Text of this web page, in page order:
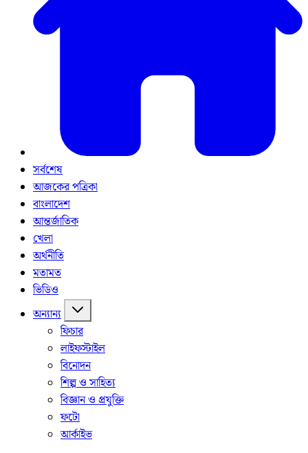
সর্বশেষ
আজকের পত্রিকা
বাংলাদেশ
আন্তর্জাতিক
খেলা
অর্থনীতি
মতামত
ভিডিও
অন্যান্য
ফিচার
লাইফস্টাইল
বিনোদন
শিল্প ও সাহিত্য
বিজ্ঞান ও প্রযুক্তি
ফটো
আর্কাইভ